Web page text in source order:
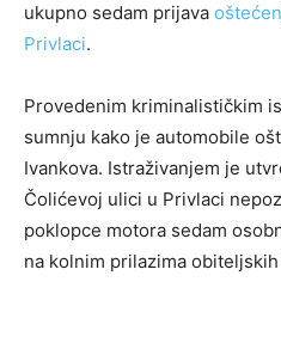
ukupno sedam prijava
Privlaci.
Provedenim kriminalističkim
sumnju kako je automobile
Ivankova. Istraživanjem je
Čolićevoj ulici u Privlaci
poklopce motora sedam
na kolnim prilazima obiteljskih